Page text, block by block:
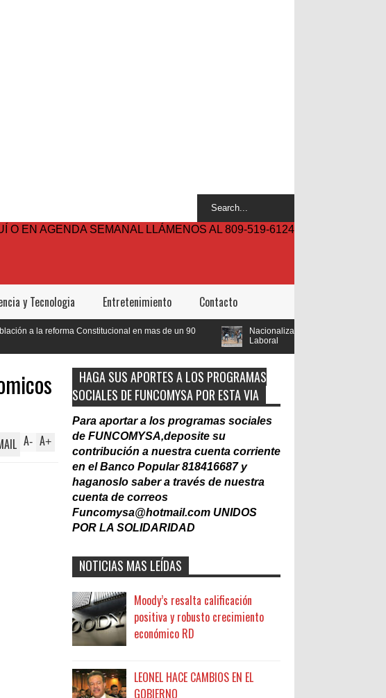
O EN AGENDA SEMANAL LLÁMENOS AL 809-519-6124
y Tecnologia Entretenimiento Contacto
en mas de un 90
Nacionalización del Trabajo, un Muro
A+
A-
HAGA SUS APORTES A LOS PROGRAMAS
SOCIALES DE FUNCOMYSA POR ESTA VIA
Para aportar a los programas sociales
de FUNCOMYSA,deposite su
contribución a nuestra cuenta corriente
en el Banco Popular 818416687 y
haganoslo saber a través de nuestra
cuenta de correos
Funcomysa@hotmail.com UNIDOS
POR LA SOLIDARIDAD
NOTICIAS MAS LEÍDAS
Moody’s resalta calificación
positiva y robusto crecimiento
económico RD
LEONEL HACE CAMBIOS EN EL
GOBIERNO